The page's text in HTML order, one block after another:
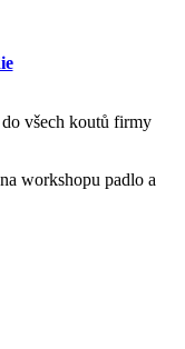
všech koutů firmy
workshopu padlo a